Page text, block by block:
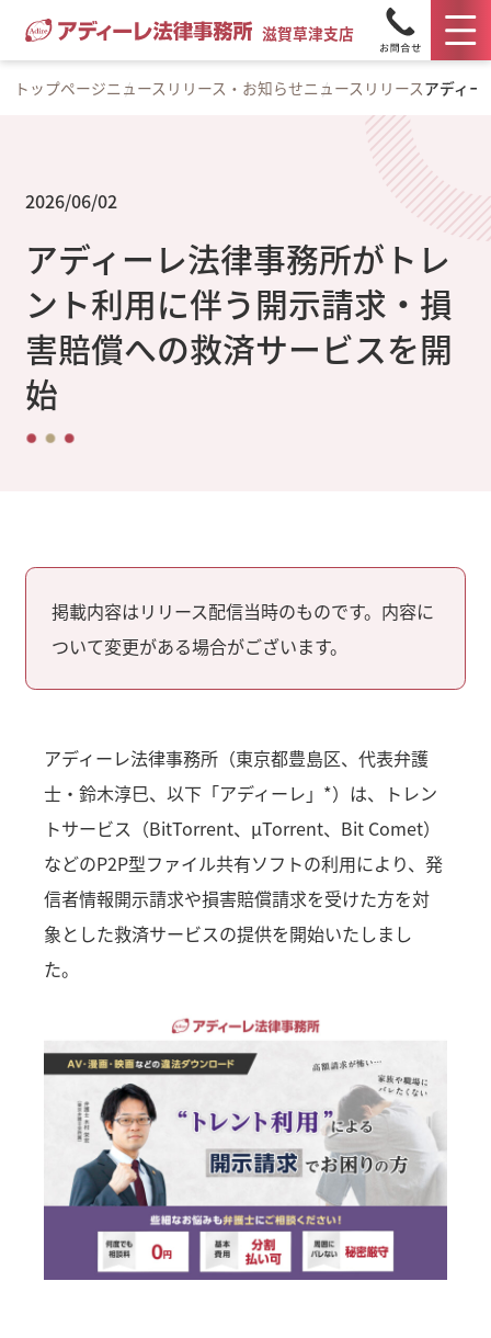
滋賀草津支店
トップページニュースリリース・お知らせニュースリリース アディ
2026/06/02
アディーレ法律事務所がトレ
ント利用に伴う開示請求・損
害賠償への救済サービスを開
始
掲載内容はリリース配信当時のものです。内容に
ついて変更がある場合がございます。
アディーレ法律事務所（東京都豊島区、代表弁護
士・鈴木淳巳、以下「アディーレ」*）は、トレン
トサービス（BitTorrent、μTorrent、Bit Comet）
などのP2P型ファイル共有ソフトの利用により、発
信者情報開示請求や損害賠償請求を受けた方を対
象とした救済サービスの提供を開始いたしまし
た。